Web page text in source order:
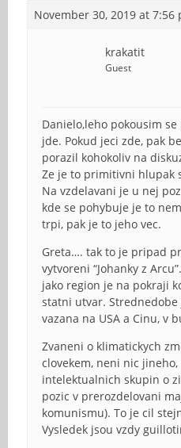
November 30, 2019 at 7:56
krakatit
Guest
Danielo,leho pokousim
jde. Pokud jeci zde, pak
porazil kohokoliv na
Ze je to primitivni hlupak
Na vzdelavani je u nej
kde se pohybuje je to
trpi, pak je to jeho vec.
Greta…. tak to je pripad
vytvoreni “Johanky z
jako region je na pokraji
statni utvar. Strednedobe
vazana na USA a Cinu, v
Zvaneni o klimatickych
clovekem, neni nic
intelektualnich skupin o
pozic v prerozdelovani
komunismu). To je cil
Vysledek jsou vzdy